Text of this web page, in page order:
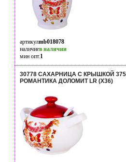
артикулmb018078
наличиев наличии
мин опт.1
30778 САХАРНИЦА С КРЫШКОЙ
РОМАНТИКА ДОЛОМИТ LR (Х36)